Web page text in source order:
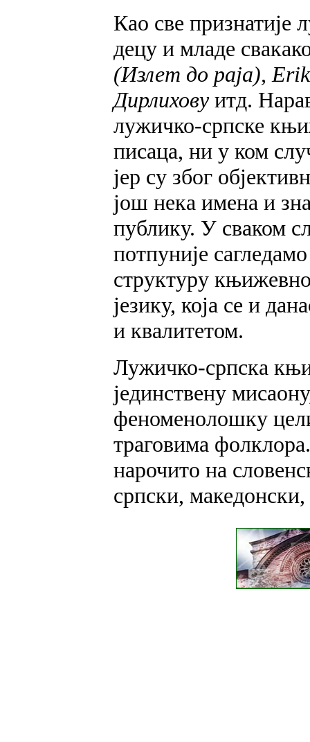
Као све признатије
децу и младе
(Излет до раја),
Дирлиховуитд.
лужичко-српске
писаца, ни у ком
јер су због
још нека имена и
публику. У сваком
потпуније
структуру
језику, која се и
и квалитетом.
Лужичко-српска
јединствену
феноменолошку
траговима
нарочито на
српски,